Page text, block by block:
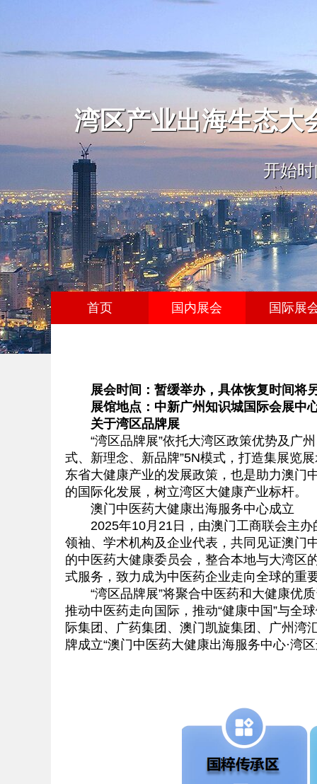
湾区产业出海生态大
开始
首页 国内展会 国际展
展会时间： 暂缓举办，具体恢复时间将
展馆地点：中新广州知识城国际会展中
关于湾区品牌展
“湾区品牌展”依托大湾区政策优势及广州
式、新理念、新品牌”5N模式，打造集展览
东省大健康产业的发展政策，也是助力澳门
的国际化发展，树立湾区大健康产业标杆。
澳门中医药大健康出海服务中心成立
2025年10月21日，由澳门工商联会主办
领袖、学术机构及企业代表，共同见证澳门
的中医药大健康委员会，整合本地与大湾区
式服务，致力成为中医药企业走向全球的重
“湾区品牌展”将聚合中医药和大健康优质
推动中医药走向国际，推动“健康中国”与全
际集团、广药集团、澳门凯旋集团、广州湾
牌成立“澳门中医药大健康出海服务中心·湾